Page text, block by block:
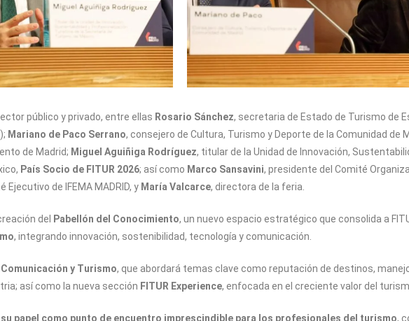
público y privado, entre ellas Rosario Sánchez, secretaria de Estado de Turismo de
Mariano de Paco Serrano, consejero de Cultura, Turismo y Deporte de la Comunidad de
de Madrid; Miguel Aguiñiga Rodríguez, titular de la Unidad de Innovación,
País Socio de FITUR 2026; así como Marco Sansavini, presidente del Comité
de IFEMA MADRID, y María Valcarce, directora de la feria.
del Pabellón del Conocimiento, un nuevo espacio estratégico que consolida a
, integrando innovación, sostenibilidad, tecnología y comunicación.
y Turismo, que abordará temas clave como reputación de destinos,
así como la nueva sección FITUR Experience, enfocada en el creciente valor del
su papel como punto de encuentro imprescindible para los profesionales del turismo,